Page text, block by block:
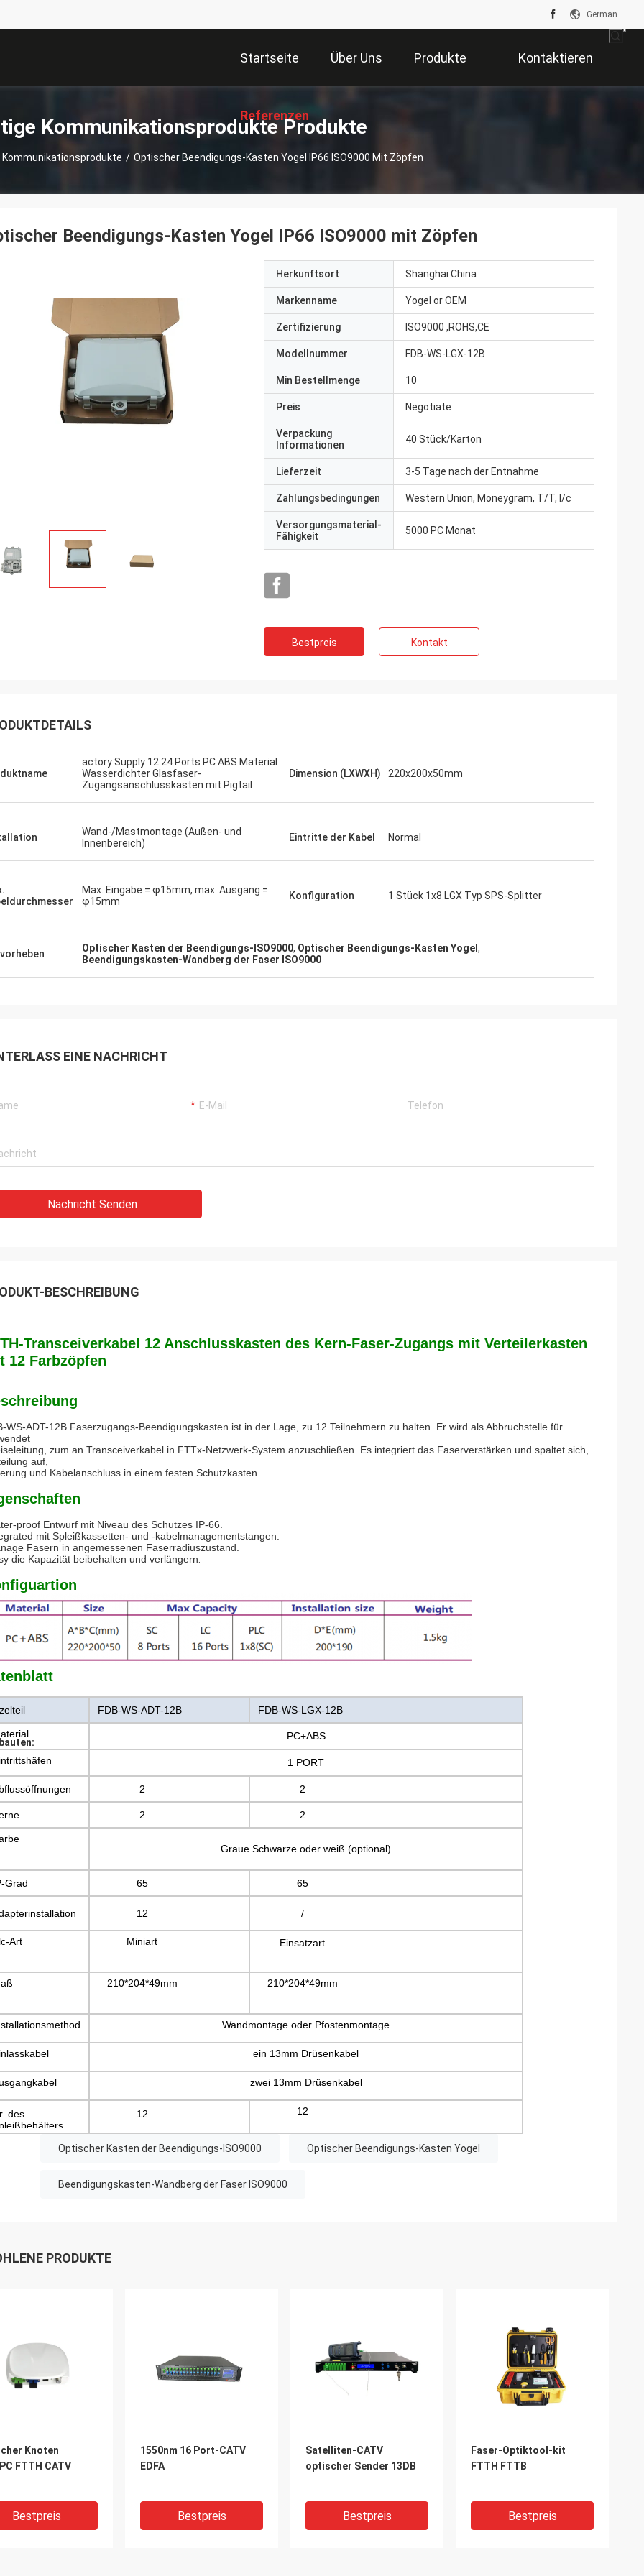
German
Startseite Über Uns Produkte Kontaktieren
Sie Uns
Referenzen
Kommunikationsprodukte Produkte
/ Optischer Beendigungs-Kasten Yogel IP66 ISO9000 Mit Zöpfen
Es ist sehr schön, mit echten Profis
zusammenzuarbeiten. Sie sind
aufmerksam und reaktionsschnell.
Beendigungs-Kasten Yogel IP66 ISO9000 mit Zöpfen
Herkunftsort Shanghai China
Markenname Yogel or OEM
Zertifizierung ISO9000 ,ROHS,CE
Modellnummer FDB-WS-LGX-12B
Min Bestellmenge 10
Preis Negotiate
Verpackung
Informationen
40 Stück/Karton
Lieferzeit 3-5 Tage nach der Entnahme
Zahlungsbedingungen Western Union, Moneygram, T/T, l/c
Versorgungsmaterial-
Fähigkeit
5000 PC Monat
Bestpreis Kontakt
actory Supply 12 24 Ports PC ABS Material
Wasserdichter Glasfaser-
Zugangsanschlusskasten mit Pigtail
Dimension (LXWXH) 220x200x50mm
Wand-/Mastmontage (Außen- und
Innenbereich)
Eintritte der Kabel Normal
Max. Eingabe = φ15mm, max. Ausgang =
φ15mm
Konfiguration 1 Stück 1x8 LGX Typ SPS-Splitter
Optischer Kasten der Beendigungs-ISO9000, Optischer Beendigungs-Kasten Yogel ,
Beendigungskasten-Wandberg der Faser ISO9000
EINE NACHRICHT
Nachricht Senden
BESCHREIBUNG
Transceiverkabel 12 Anschlusskasten des Kern-Faser-Zugangs mit Verteilerkasten
12 Farbzöpfen
WS-ADT-12B Faserzugangs-Beendigungskasten ist in der Lage, zu 12 Teilnehmern zu halten. Er wird als Abbruchstelle für
zum an Transceiverkabel in FTTx-Netzwerk-System anzuschließen. Es integriert das Faserverstärken und spaltet sich,
auf,
und Kabelanschluss in einem festen Schutzkasten.
proof Entwurf mit Niveau des Schutzes IP-66.
mit Spleißkassetten- und -kabelmanagementstangen.
Fasern in angemessenen Faserradiuszustand.
die Kapazität beibehalten und verlängern
FDB-WS-ADT-12B FDB-WS-LGX-12B
PC+ABS
1 PORT
2 2
2 2
Graue Schwarze oder weiß (optional)
Grad 65 65
12 /
Art Miniart Einsatzart
210*204*49mm 210*204*49mm
Wandmontage oder Pfostenmontage
ein 13mm Drüsenkabel
zwei 13mm Drüsenkabel
des
12 12
Optischer Kasten der Beendigungs-ISO9000 Optischer Beendigungs-Kasten Yogel
Beendigungskasten-Wandberg der Faser ISO9000
PRODUKTE
Knoten
FTTH CATV
Bestpreis
1550nm 16 Port-CATV
EDFA
Bestpreis
Satelliten-CATV
optischer Sender 13DB
Bestpreis
Faser-Optiktool-kit
FTTH FTTB
Bestpreis